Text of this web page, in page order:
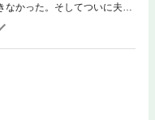
なかった。そしてついに夫
い」と言い放ち、そのまま
と、彼女は苦労の連続だっ
遇されつづけたのだ。だが７
ぼろぼろの行き倒れ寸前の